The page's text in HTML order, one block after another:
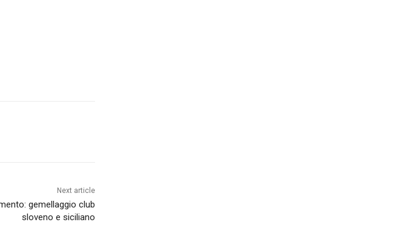
Next article
gemellaggio club
sloveno e siciliano